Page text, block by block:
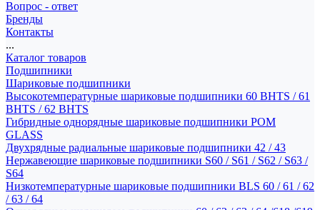
Вопрос - ответ
Бренды
Контакты
...
Каталог товаров
Подшипники
Шариковые подшипники
Высокотемпературные шариковые подшипники 60 BHTS / 61
BHTS / 62 BHTS
Гибридные однорядные шариковые подшипники POM
GLASS
Двухрядные радиальные шариковые подшипники 42 / 43
Нержавеющие шариковые подшипники S60 / S61 / S62 / S63 /
S64
Низкотемпературные шариковые подшипники BLS 60 / 61 / 62
/ 63 / 64